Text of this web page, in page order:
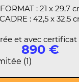
FORMAT : 21 x 29,7
CADRE : 42,5 x 32,5
et avec
890 €
(1)